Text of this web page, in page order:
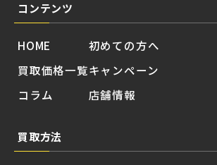
コンテンツ
HOME
買取価格一覧
コラム
初めての方へ
キャンペーン
店舗情報
買取方法